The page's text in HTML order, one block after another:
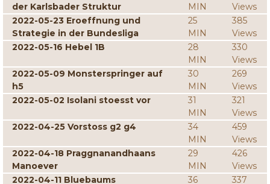
der Karlsbader Struktur
MIN
Views
2022-05-23 Eroeffnung und
Strategie in der Bundesliga
25
MIN
385
Views
2022-05-16 Hebel 1B
28
MIN
330
Views
2022-05-09 Monsterspringer auf
h5
30
MIN
269
Views
2022-05-02 Isolani stoesst vor
31
MIN
321
Views
2022-04-25 Vorstoss g2 g4
34
MIN
459
Views
2022-04-18 Praggnanandhaans
Manoever
29
MIN
426
Views
2022-04-11 Bluebaums
36
337